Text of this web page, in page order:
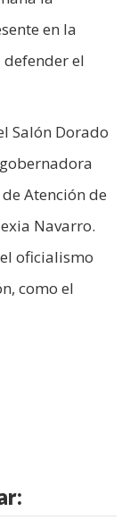
en la
el
Salón Dorado
Atención de
Navarro.
oficialismo
como el